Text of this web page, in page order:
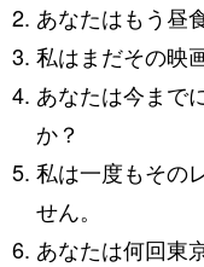
あなたはもう昼
私はまだその映
あなたは今まで
か？
私は一度もその
せん。
あなたは何回東